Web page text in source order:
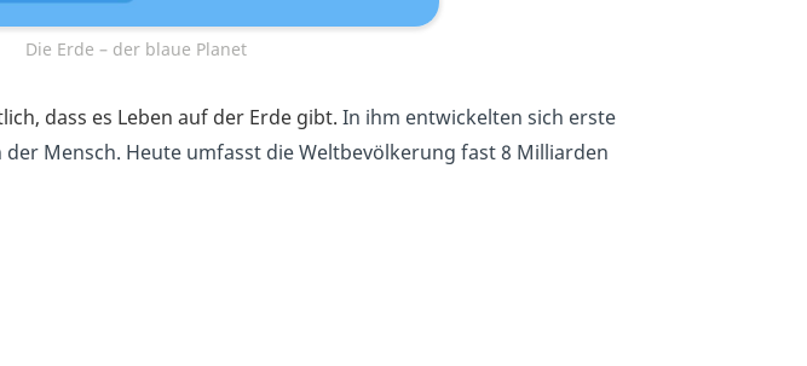
Die Erde – der blaue Planet
dass es Leben auf der Erde gibt. In ihm entwickelten sich erste
der Mensch. Heute umfasst die Weltbevölkerung fast 8 Milliarden